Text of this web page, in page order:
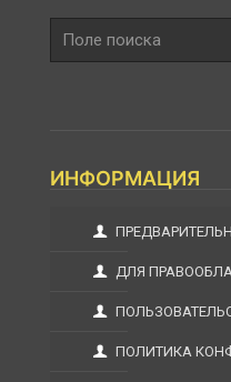
поиска
ИНФОРМАЦИЯ
ДЛЯ
ПОЛИТИКА